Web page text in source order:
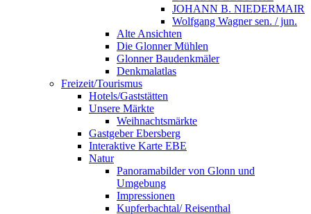
JOHANN B. NIEDERMAIR
Wolfgang Wagner sen. / jun.
Alte Ansichten
Die Glonner Mühlen
Glonner Baudenkmäler
Denkmalatlas
Freizeit/Tourismus
Hotels/Gaststätten
Unsere Märkte
Weihnachtsmärkte
Gastgeber Ebersberg
Interaktive Karte EBE
Natur
Panoramabilder von Glonn und
Umgebung
Impressionen
Kupferbachtal/ Reisenthal